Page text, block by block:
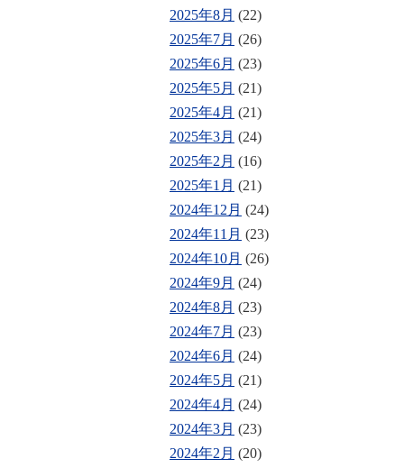
2025年8月 (22)
2025年7月 (26)
2025年6月 (23)
2025年5月 (21)
2025年4月 (21)
2025年3月 (24)
2025年2月 (16)
2025年1月 (21)
2024年12月 (24)
2024年11月 (23)
2024年10月 (26)
2024年9月 (24)
2024年8月 (23)
2024年7月 (23)
2024年6月 (24)
2024年5月 (21)
2024年4月 (24)
2024年3月 (23)
2024年2月 (20)